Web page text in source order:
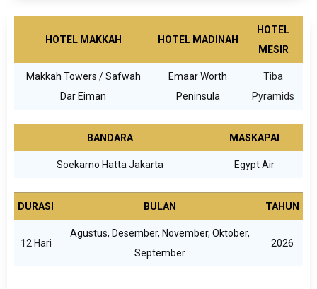
HOTEL MAKKAH HOTEL MADINAH
HOTEL
MESIR
Makkah Towers /Safwah
Dar Eiman
Emaar Worth
Peninsula
Tiba
Pyramids
BANDARA MASKAPAI
Soekarno Hatta Jakarta Egypt Air
DURASI BULAN TAHUN
12 Hari
Agustus, Desember, November, Oktober,
September
2026